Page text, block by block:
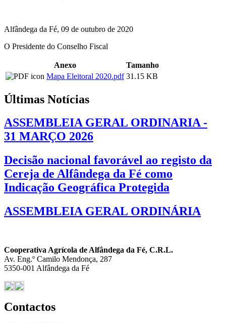
Alfândega da Fé, 09 de outubro de 2020
O Presidente do Conselho Fiscal
Anexo
Tamanho
Mapa Eleitoral 2020.pdf 31.15 KB
Últimas Notícias
ASSEMBLEIA GERAL ORDINARIA -
31 MARÇO 2026
Decisão nacional favorável ao registo da
Cereja de Alfândega da Fé como
Indicação Geográfica Protegida
ASSEMBLEIA GERAL ORDINÁRIA
Cooperativa Agrícola de Alfândega da Fé, C.R.L.
Av. Eng.º Camilo Mendonça, 287
5350-001 Alfândega da Fé
Contactos